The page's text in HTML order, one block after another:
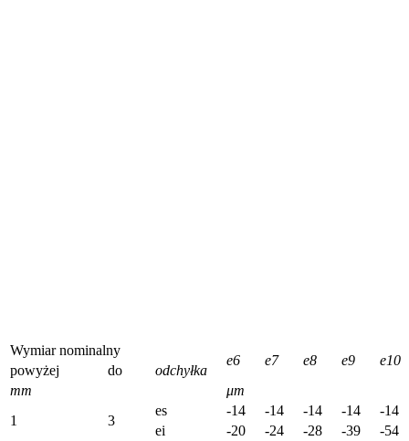
Wymiar nominalny
odchyłka
e6 e7 e8 e9 e10
powyżej
do
mm
μm
1
3
es -14 -14 -14 -14
-14
ei
-20 -24 -28 -39
-54